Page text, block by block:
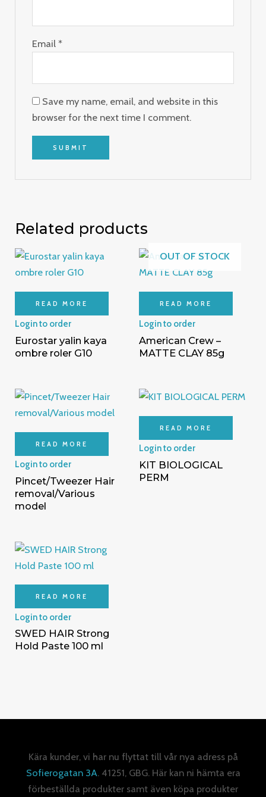
Email *
Save my name, email, and website in this
browser for the next time I comment.
Related products
READ MORE
Login to order
Eurostar yalin kaya
ombre roler G10
OUT OF STOCK
READ MORE
Login to order
American Crew –
MATTE CLAY 85g
READ MORE
Login to order
Pincet/Tweezer Hair
removal/Various
model
READ MORE
Login to order
KIT BIOLOGICAL
PERM
READ MORE
Login to order
SWED HAIR Strong
Hold Paste 100 ml
Kära kunder, vi har nu flyttat till vår nya adress på
Sofierogatan 3A. 41251, GBG. Här kan ni hämta era
förbeställda produkter samt även köpa produkter